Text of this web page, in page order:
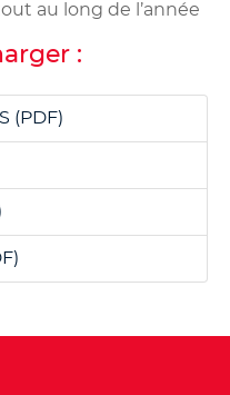
au long de l’année
: